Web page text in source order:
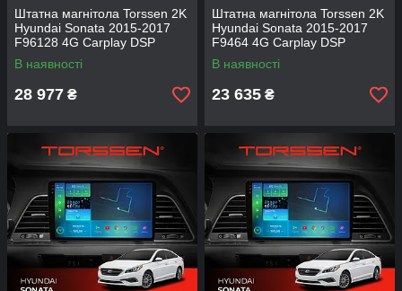
Штатна магнітола Torssen 2K
Hyundai Sonata 2015-2017
F96128 4G Carplay DSP
В наявності
28 977 ₴
Штатна магнітола Torssen 2K
Hyundai Sonata 2015-2017
F9464 4G Carplay DSP
В наявності
23 635 ₴